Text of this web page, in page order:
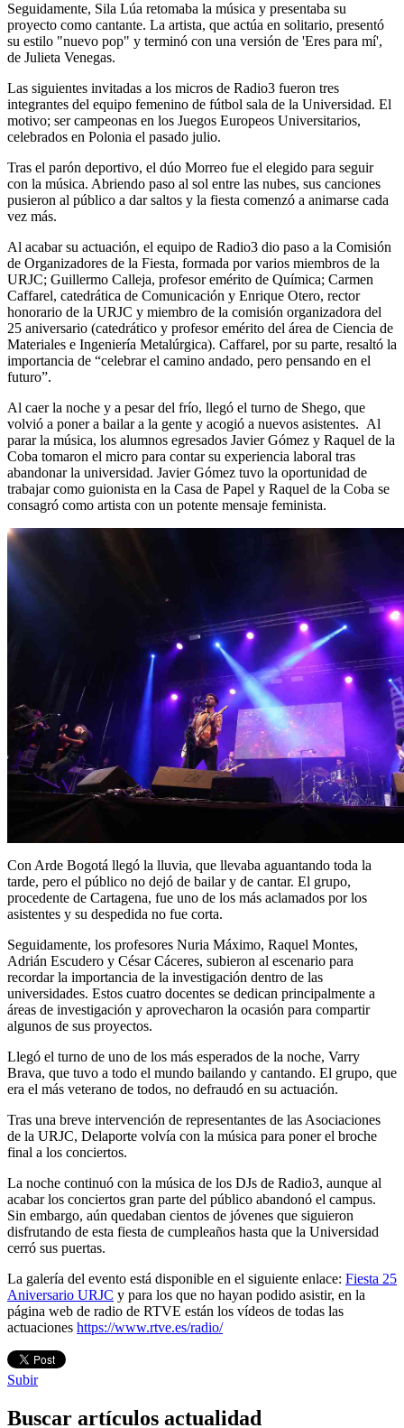
Seguidamente, Sila Lúa retomaba la música y presentaba su
proyecto como cantante. La artista, que actúa en solitario, presentó
su estilo "nuevo pop" y terminó con una versión de 'Eres para mí',
de Julieta Venegas.
Las siguientes invitadas a los micros de Radio3 fueron tres
integrantes del equipo femenino de fútbol sala de la Universidad. El
motivo; ser campeonas en los Juegos Europeos Universitarios,
celebrados en Polonia el pasado julio.
Tras el parón deportivo, el dúo Morreo fue el elegido para seguir
con la música. Abriendo paso al sol entre las nubes, sus canciones
pusieron al público a dar saltos y la fiesta comenzó a animarse cada
vez más.
Al acabar su actuación, el equipo de Radio3 dio paso a la Comisión
de Organizadores de la Fiesta, formada por varios miembros de la
URJC; Guillermo Calleja, profesor emérito de Química; Carmen
Caffarel, catedrática de Comunicación y Enrique Otero, rector
honorario de la URJC y miembro de la comisión organizadora del
25 aniversario (catedrático y profesor emérito del área de Ciencia de
Materiales e Ingeniería Metalúrgica). Caffarel, por su parte, resaltó la
importancia de “celebrar el camino andado, pero pensando en el
futuro”.
Al caer la noche y a pesar del frío, llegó el turno de Shego, que
volvió a poner a bailar a la gente y acogió a nuevos asistentes. Al
parar la música, los alumnos egresados Javier Gómez y Raquel de la
Coba tomaron el micro para contar su experiencia laboral tras
abandonar la universidad. Javier Gómez tuvo la oportunidad de
trabajar como guionista en la Casa de Papel y Raquel de la Coba se
consagró como artista con un potente mensaje feminista.
Con Arde Bogotá llegó la lluvia, que llevaba aguantando toda la
tarde, pero el público no dejó de bailar y de cantar. El grupo,
procedente de Cartagena, fue uno de los más aclamados por los
asistentes y su despedida no fue corta.
Seguidamente, los profesores Nuria Máximo, Raquel Montes,
Adrián Escudero y César Cáceres, subieron al escenario para
recordar la importancia de la investigación dentro de las
universidades. Estos cuatro docentes se dedican principalmente a
áreas de investigación y aprovecharon la ocasión para compartir
algunos de sus proyectos.
Llegó el turno de uno de los más esperados de la noche, Varry
Brava, que tuvo a todo el mundo bailando y cantando. El grupo, que
era el más veterano de todos, no defraudó en su actuación.
Tras una breve intervención de representantes de las Asociaciones
de la URJC, Delaporte volvía con la música para poner el broche
final a los conciertos.
La noche continuó con la música de los DJs de Radio3, aunque al
acabar los conciertos gran parte del público abandonó el campus.
Sin embargo, aún quedaban cientos de jóvenes que siguieron
disfrutando de esta fiesta de cumpleaños hasta que la Universidad
cerró sus puertas.
La galería del evento está disponible en el siguiente enlace: Fiesta 25
Aniversario URJC y para los que no hayan podido asistir, en la
página web de radio de RTVE están los vídeos de todas las
actuaciones https://www.rtve.es/radio/
Subir
Buscar artículos actualidad